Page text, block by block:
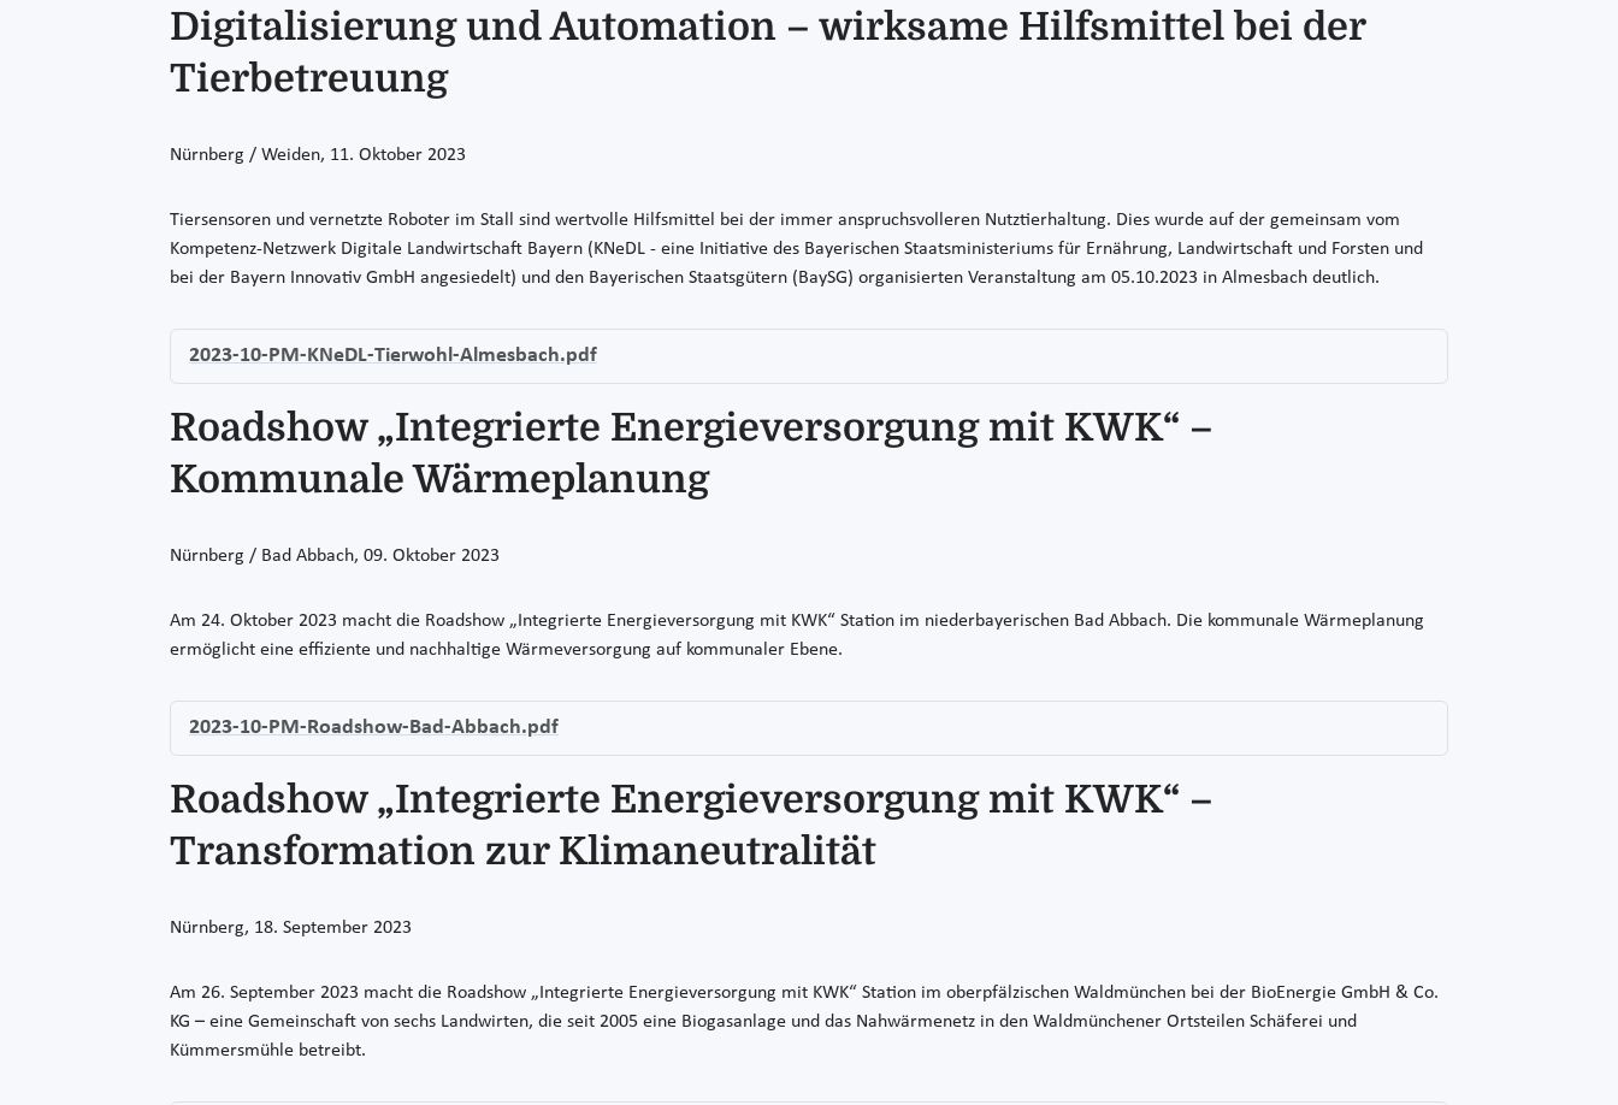
Digitalisierung und Automation – wirksame Hilfsmittel bei der
Tierbetreuung
Nürnberg / Weiden, 11. Oktober 2023
Tiersensoren und vernetzte Roboter im Stall sind wertvolle Hilfsmittel bei der immer anspruchsvolleren Nutztierhaltung. Dies wurde auf der gemeinsam vom
Kompetenz-Netzwerk Digitale Landwirtschaft Bayern (KNeDL - eine Initiative des Bayerischen Staatsministeriums für Ernährung, Landwirtschaft und Forsten und
bei der Bayern Innovativ GmbH angesiedelt) und den Bayerischen Staatsgütern (BaySG) organisierten Veranstaltung am 05.10.2023 in Almesbach deutlich.
2023-10-PM-KNeDL-Tierwohl-Almesbach.pdf
Roadshow „Integrierte Energieversorgung mit KWK“ –
Kommunale Wärmeplanung
Nürnberg / Bad Abbach, 09. Oktober 2023
Am 24. Oktober 2023 macht die Roadshow „Integrierte Energieversorgung mit KWK“ Station im niederbayerischen Bad Abbach. Die kommunale Wärmeplanung
ermöglicht eine effiziente und nachhaltige Wärmeversorgung auf kommunaler Ebene.
2023-10-PM-Roadshow-Bad-Abbach.pdf
Roadshow „Integrierte Energieversorgung mit KWK“ –
Transformation zur Klimaneutralität
Nürnberg, 18. September 2023
Am 26. September 2023 macht die Roadshow „Integrierte Energieversorgung mit KWK“ Station im oberpfälzischen Waldmünchen bei der BioEnergie GmbH & Co.
KG – eine Gemeinschaft von sechs Landwirten, die seit 2005 eine Biogasanlage und das Nahwärmenetz in den Waldmünchener Ortsteilen Schäferei und
Kümmersmühle betreibt.